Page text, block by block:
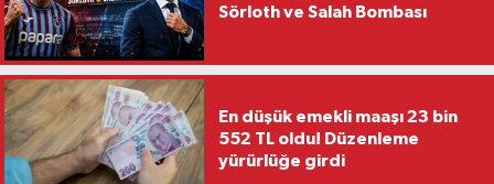
Sörloth ve Salah Bombası
En düşük emekli maaşı 23 bin
552 TL oldu! Düzenleme
yürürlüğe girdi